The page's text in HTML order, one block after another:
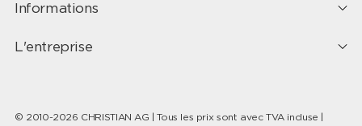
Informations
L'entreprise
© 2010-2026 CHRISTIAN AG | Tous les prix sont avec TVA incluse |